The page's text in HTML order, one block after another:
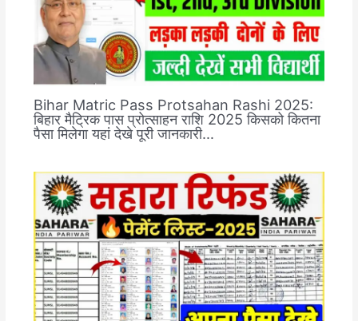
Bihar Matric Pass Protsahan Rashi 2025:
बिहार मैट्रिक पास प्रोत्साहन राशि 2025 किसको कितना
पैसा मिलेगा यहां देखे पूरी जानकारी…